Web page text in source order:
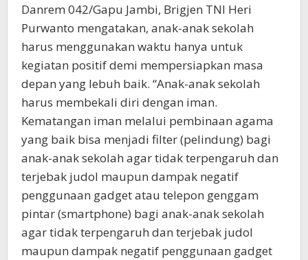
Danrem 042/Gapu Jambi, Brigjen TNI Heri
Purwanto mengatakan, anak-anak sekolah
harus menggunakan waktu hanya untuk
kegiatan positif demi mempersiapkan masa
depan yang lebuh baik. “Anak-anak sekolah
harus membekali diri dengan iman.
Kematangan iman melalui pembinaan agama
yang baik bisa menjadi filter (pelindung) bagi
anak-anak sekolah agar tidak terpengaruh dan
terjebak judol maupun dampak negatif
penggunaan gadget atau telepon genggam
pintar (smartphone) bagi anak-anak sekolah
agar tidak terpengaruh dan terjebak judol
maupun dampak negatif penggunaan gadget